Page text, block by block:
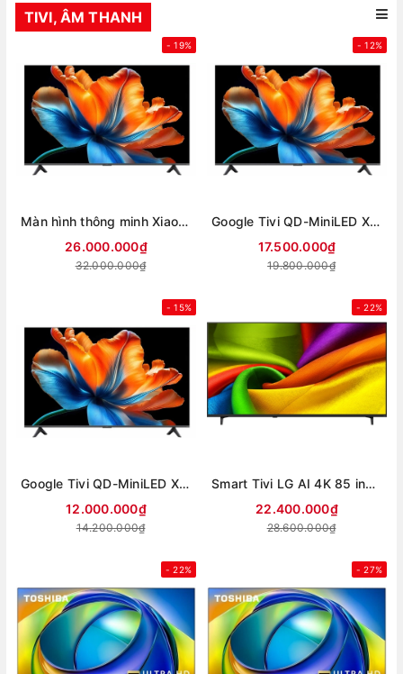
TIVI, ÂM THANH
- 19%
Màn hình thông minh Xiaomi 4K 85 inch Smart Display S L85MC-STWN (Mới 2026)
26.000.000₫
32.000.000₫
- 12%
Google Tivi QD-MiniLED Xiaomi S 4K 75 inch L75MC-SSEA (Mới 2026)
17.500.000₫
19.800.000₫
- 15%
Google Tivi QD-MiniLED Xiaomi S 4K 65 inch L65MC-SSEA
12.000.000₫
14.200.000₫
- 22%
Smart Tivi LG AI 4K 85 inch 85NU855BPSA (Mới 2026)
22.400.000₫
28.600.000₫
- 22% - 27%